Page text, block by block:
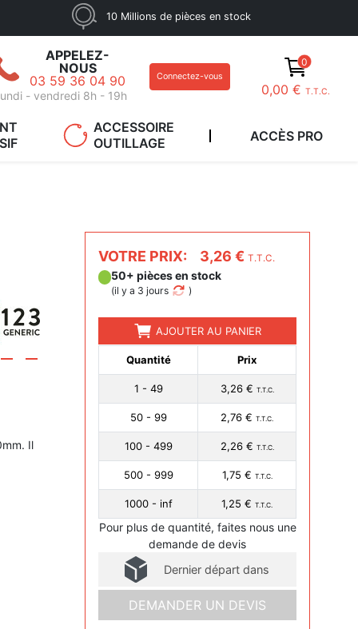
10 Millions de pièces en stock
APPELEZ-
NOUS
03 59 36 04 90
- vendredi 8h - 19h
Connectez-vous
0
0,00 € T.T.C.
ACCESSOIRE
OUTILLAGE
ACCÈS PRO
Il
VOTRE PRIX: 3,26 € T.T.C.
50+ pièces en stock
(il y a 3 jours )
AJOUTER AU PANIER
Quantité Prix
1 - 49 3,26 € T.T.C.
50 - 99 2,76 € T.T.C.
100 - 499 2,26 € T.T.C.
500 - 999 1,75 € T.T.C.
1000 - inf 1,25 € T.T.C.
Pour plus de quantité, faites nous une
demande de devis
Dernier départ dans
DEMANDER UN DEVIS